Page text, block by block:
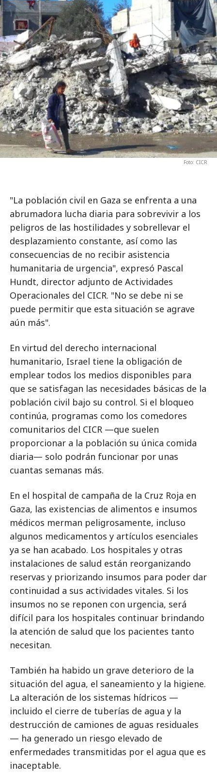
Foto: CICR
"La población civil en Gaza se enfrenta a una
abrumadora lucha diaria para sobrevivir a los
peligros de las hostilidades y sobrellevar el
desplazamiento constante, así como las
consecuencias de no recibir asistencia
humanitaria de urgencia", expresó Pascal
Hundt, director adjunto de Actividades
Operacionales del CICR. "No se debe ni se
puede permitir que esta situación se agrave
aún más".
En virtud del derecho internacional
humanitario, Israel tiene la obligación de
emplear todos los medios disponibles para
que se satisfagan las necesidades básicas de la
población civil bajo su control. Si el bloqueo
continúa, programas como los comedores
comunitarios del CICR —que suelen
proporcionar a la población su única comida
diaria— solo podrán funcionar por unas
cuantas semanas más.
En el hospital de campaña de la Cruz Roja en
Gaza, las existencias de alimentos e insumos
médicos merman peligrosamente, incluso
algunos medicamentos y artículos esenciales
ya se han acabado. Los hospitales y otras
instalaciones de salud están reorganizando
reservas y priorizando insumos para poder dar
continuidad a sus actividades vitales. Si los
insumos no se reponen con urgencia, será
difícil para los hospitales continuar brindando
la atención de salud que los pacientes tanto
necesitan.
También ha habido un grave deterioro de la
situación del agua, el saneamiento y la higiene.
La alteración de los sistemas hídricos —
incluido el cierre de tuberías de agua y la
destrucción de camiones de aguas residuales
— ha generado un riesgo elevado de
enfermedades transmitidas por el agua que es
inaceptable.